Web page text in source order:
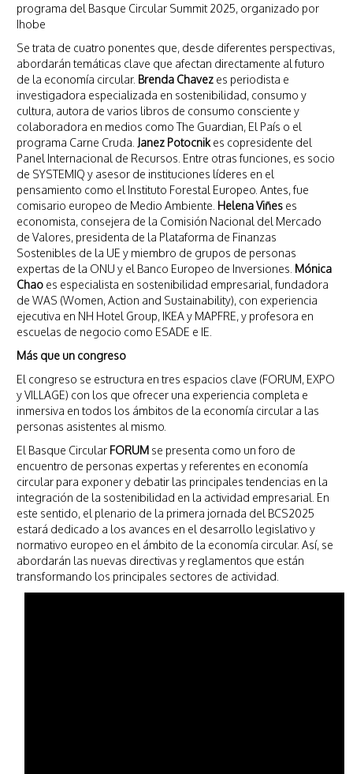
programa del Basque Circular Summit 2025, organizado por
Ihobe
Se trata de cuatro ponentes que, desde diferentes perspectivas,
abordarán temáticas clave que afectan directamente al futuro
de la economía circular. Brenda Chavez es periodista e
investigadora especializada en sostenibilidad, consumo y
cultura, autora de varios libros de consumo consciente y
colaboradora en medios como The Guardian, El País o el
programa Carne Cruda. Janez Potocnikes copresidente del
Panel Internacional de Recursos. Entre otras funciones, es socio
de SYSTEMIQ y asesor de instituciones líderes en el
pensamiento como el Instituto Forestal Europeo. Antes, fue
comisario europeo de Medio Ambiente. Helena Viñes es
economista, consejera de la Comisión Nacional del Mercado
de Valores, presidenta de la Plataforma de Finanzas
Sostenibles de la UE y miembro de grupos de personas
expertas de la ONU y el Banco Europeo de Inversiones. Mónica
Chao es especialista en sostenibilidad empresarial, fundadora
de WAS (Women, Action and Sustainability), con experiencia
ejecutiva en NH Hotel Group, IKEA y MAPFRE, y profesora en
escuelas de negocio como ESADE e IE.
Más que un congreso
El congreso se estructura en tres espacios clave (FORUM, EXPO
y VILLAGE) con los que ofrecer una experiencia completa e
inmersiva en todos los ámbitos de la economía circular a las
personas asistentes al mismo.
El Basque Circular FORUM se presenta como un foro de
encuentro de personas expertas y referentes en economía
circular para exponer y debatir las principales tendencias en la
integración de la sostenibilidad en la actividad empresarial. En
este sentido, el plenario de la primera jornada del BCS2025
estará dedicado a los avances en el desarrollo legislativo y
normativo europeo en el ámbito de la economía circular. Así, se
abordarán las nuevas directivas y reglamentos que están
transformando los principales sectores de actividad.